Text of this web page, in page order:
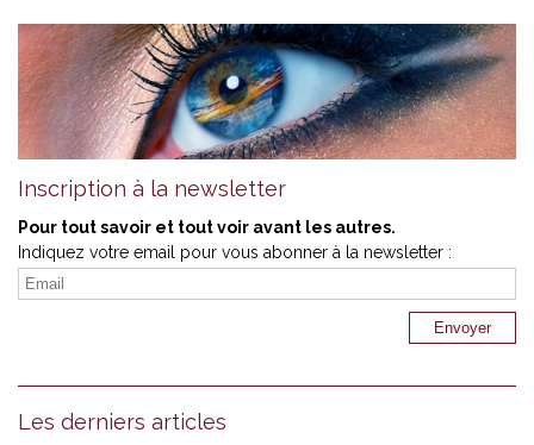
Inscription à la newsletter
Pour tout savoir et tout voir avant les autres.
Indiquez votre email pour vous abonner à la newsletter :
Les derniers articles